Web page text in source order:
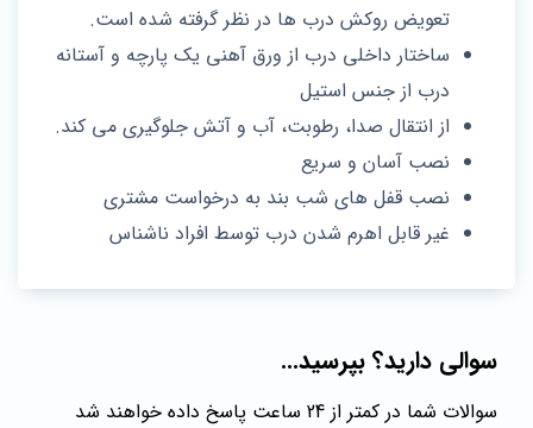
تعویض روکش درب ها در نظر گرفته شده است.
ساختار داخلی درب از ورق آهنی یک پارچه و آستانه
درب از جنس استیل
از انتقال صدا، رطوبت، آب و آتش جلوگیری می کند.
نصب آسان و سریع
نصب قفل های شب بند به درخواست مشتری
غیر قابل اهرم شدن درب توسط افراد ناشناس
سوالی دارید؟ بپرسید...
سوالات شما در کمتر از 24 ساعت پاسخ داده خواهند شد